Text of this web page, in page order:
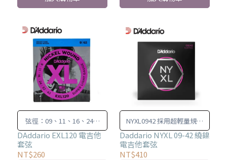
弦徑：09、11、16、24、
32、42
DAddario EXL120 電吉他
套弦
NT$260
NYXL0942 採用超輕量規設
計，具有最大的靈活性。
Daddario NYXL 09-42 繞鎳
電吉他套弦
NT$410